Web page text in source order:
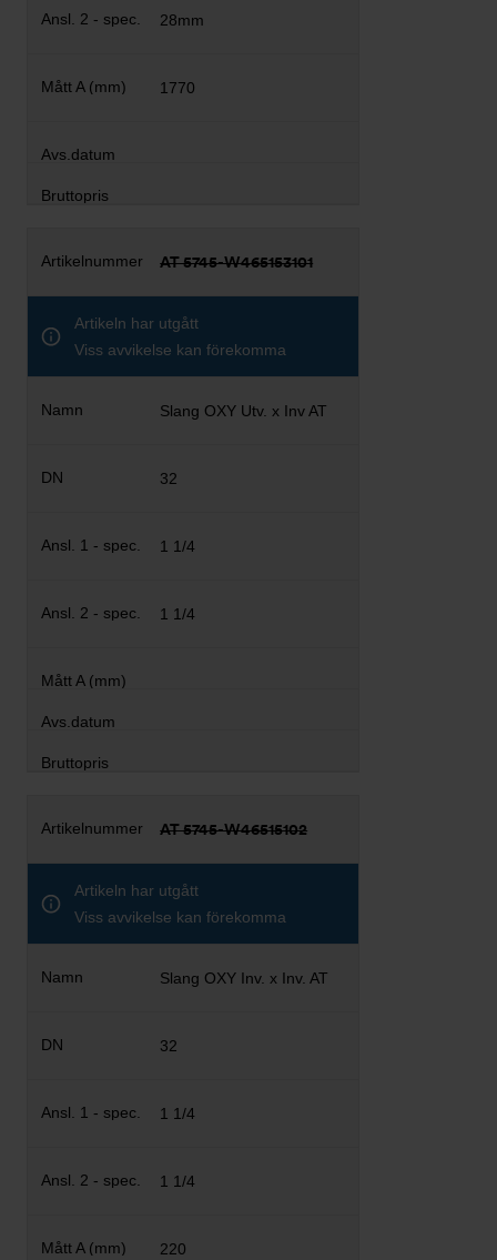
28mm
1770
AT 5745-W465153101
Artikeln har utgått
Viss avvikelse kan förekomma
Slang OXY Utv. x Inv AT
32
1 1/4
1 1/4
AT 5745-W46515102
Artikeln har utgått
Viss avvikelse kan förekomma
Slang OXY Inv. x Inv. AT
32
1 1/4
1 1/4
220